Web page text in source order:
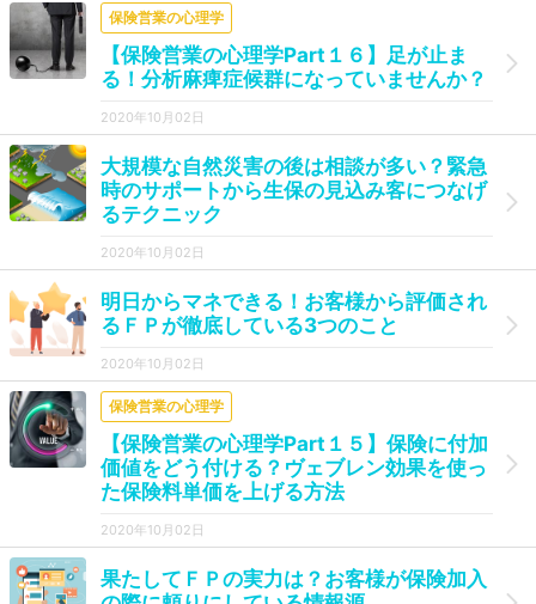
保険営業の心理学
【保険営業の心理学Part１６】足が止ま
る！分析麻痺症候群になっていませんか？
2020年10月02日
大規模な自然災害の後は相談が多い？緊急
時のサポートから生保の見込み客につなげ
るテクニック
2020年10月02日
明日からマネできる！お客様から評価され
るＦＰが徹底している3つのこと
2020年10月02日
保険営業の心理学
【保険営業の心理学Part１５】保険に付加
価値をどう付ける？ヴェブレン効果を使っ
た保険料単価を上げる方法
2020年10月02日
果たしてＦＰの実力は？お客様が保険加入